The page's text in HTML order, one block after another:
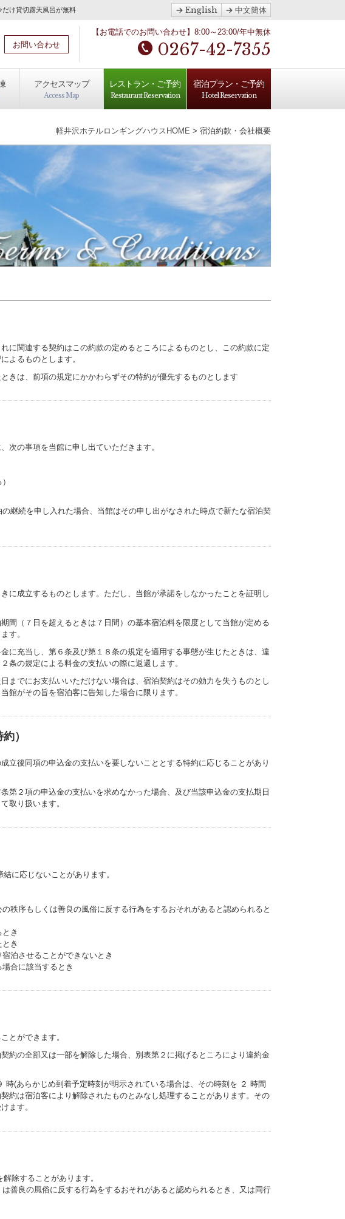
け貸切露天風呂が無料 English 中文簡体
お問い合わせ
【お電話でのお問い合わせ】8:00～23:00/年中無休
0267-42-7355
アクセスマップ
Access Map
レストラン・ご予約
Restaurant Reservation
宿泊プラン・ご予約
Hotel Reservation
軽井沢ホテルロンギングハウスHOME > 宿泊約款・会社概要
関連する契約はこの約款の定めるところによるものとし、この約款に定
よるものとします。
きは、前項の規定にかかわらずその特約が優先するものとします
の事項を当館に申し出ていただきます。
継続を申し入れた場合、当館はその申し出がなされた時点で新たな宿泊契
成立するものとします。ただし、当館が承諾をしなかったことを証明し
間（７日を超えるときは７日間）の基本宿泊料を限度として当館が定める
す。
に充当し、第６条及び第１８条の規定を適用する事態が生じたときは、違
条の規定による料金の支払いの際に返還します。
までにお支払いいただけない場合は、宿泊契約はその効力を失うものとし
館がその旨を宿泊客に告知した場合に限ります。
）
後同項の申込金の支払いを要しないこととする特約に応じることがあり
２項の申込金の支払いを求めなかった場合、及び当該申込金の支払期日
取り扱います。
に応じないことがあります。
秩序もしくは善良の風俗に反する行為をするおそれがあると認められると
き
き
泊させることができないとき
合に該当するとき
とができます。
約の全部又は一部を解除した場合、別表第２に掲げるところにより違約金
(あらかじめ到着予定時刻が明示されている場合は、その時刻を ２ 時間
約は宿泊客により解除されたものとみなし処理することがあります。その
ます。
除することがあります。
善良の風俗に反する行為をするおそれがあると認められるとき、又は同行
マイページ
ワイン酒場。 予約